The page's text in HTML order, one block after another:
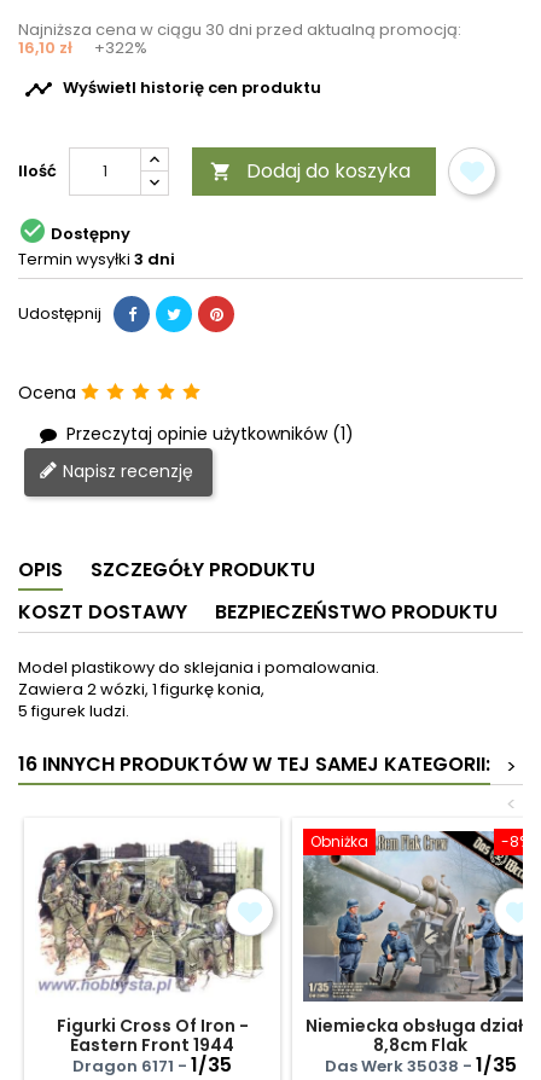
Najniższa cena w ciągu 30 dni przed aktualną promocją:
16,10 zł +322%
 Wyświetl historię cen produktu
Ilość  Dodaj do koszyka
 Dostępny
Termin wysyłki 3 dni
Udostępnij
Ocena
Przeczytaj opinie użytkowników (1)
Napisz recenzję
OPIS
SZCZEGÓŁY PRODUKTU
KOSZT DOSTAWY
BEZPIECZEŃSTWO PRODUKTU
Model plastikowy do sklejania i pomalowania.
Zawiera 2 wózki, 1 figurkę konia,
5 figurek ludzi.
16 INNYCH PRODUKTÓW W TEJ SAMEJ KATEGORII:
>
<
Figurki Cross Of Iron -
Eastern Front 1944
Dragon 6171 - 1/35
-8%
Obniżka
Niemiecka obsługa działa
8,8cm Flak
Das Werk 35038 - 1/35